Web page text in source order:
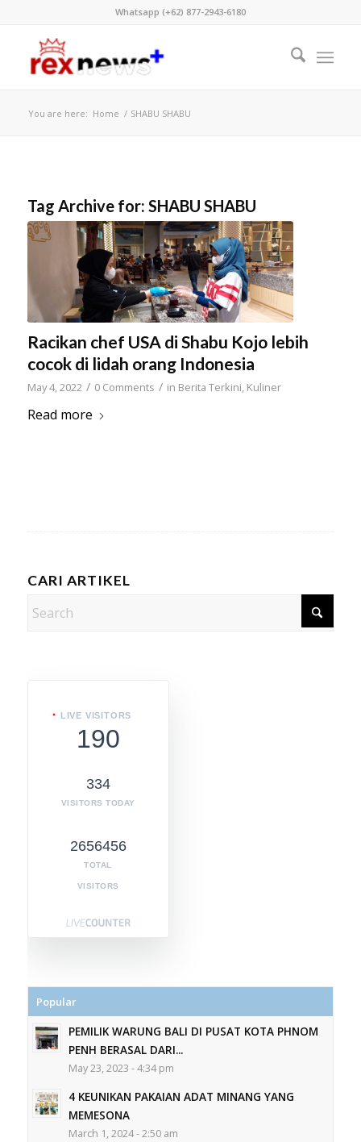
Whatsapp (+62) 877-2943-6180
You are here: Home / SHABU SHABU
Tag Archive for: SHABU SHABU
Racikan chef USA di Shabu Kojo lebih
cocok di lidah orang Indonesia
May 4, 2022 / 0 Comments / in Berita Terkini, Kuliner
Read more
CARI ARTIKEL
LIVE VISITORS
190
334
VISITORS TODAY
2656456
TOTAL
VISITORS
Popular
PEMILIK WARUNG BALI DI PUSAT KOTA PHNOM
PENH BERASAL DARI...
May 23, 2023 - 4:34 pm
4 KEUNIKAN PAKAIAN ADAT MINANG YANG
MEMESONA
March 1, 2024 - 2:50 am